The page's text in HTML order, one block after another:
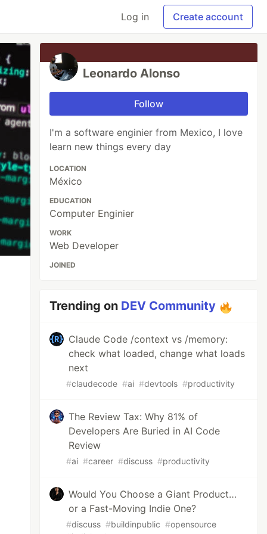
Log in Create account
Leonardo Alonso
Follow
I'm a software enginier from Mexico, I love
learn new things every day
LOCATION
México
EDUCATION
Computer Enginier
WORK
Web Developer
JOINED
Trending on DEV Community
Claude Code /context vs /memory:
check what loaded, change what loads
next
#claudecode #ai #devtools #productivity
The Review Tax: Why 81% of
Developers Are Buried in AI Code
Review
#ai #career #discuss #productivity
Would You Choose a Giant Product…
or a Fast-Moving Indie One?
#discuss #buildinpublic #opensource